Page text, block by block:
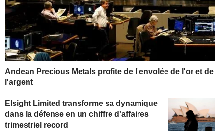
Andean Precious Metals profite de l'envolée de l'or et de
l'argent
Elsight Limited transforme sa dynamique
dans la défense en un chiffre d'affaires
trimestriel record